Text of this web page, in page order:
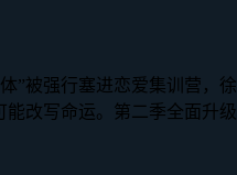
”被强行塞进恋爱集训营
改写命运。第二季全面升